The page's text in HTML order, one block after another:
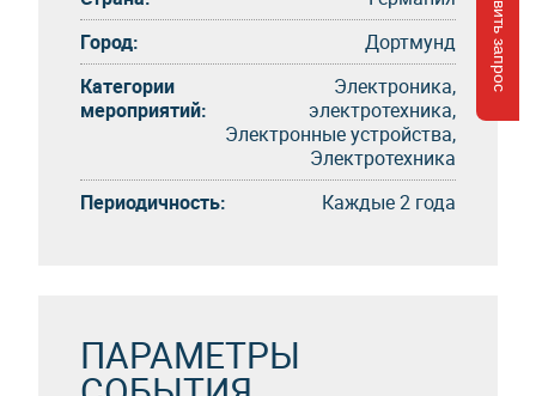
Город:
Дортмунд
Категории
мероприятий:
Электроника,
электротехника,
Электронные устройства,
Электротехника
Периодичность:
Каждые 2 года
ПАРАМЕТРЫ